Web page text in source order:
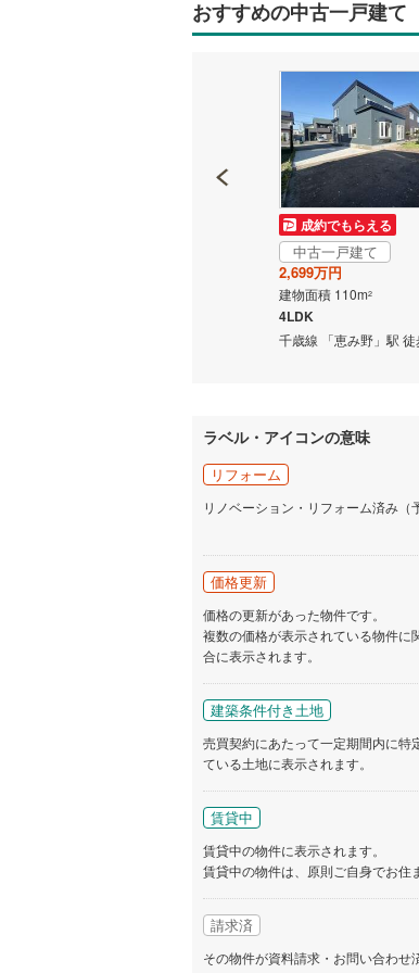
おすすめの中古一戸建て
成約でもらえる
中古一戸建て
2,699万円
建物面積 110m2
4LDK
千歳線 「恵み野」駅
ラベル・アイコンの意味
リフォーム
リノベーション・リフォーム済み（
価格更新
価格の更新があった物件です。
複数の価格が表示されている物件
合に表示されます。
建築条件付き土地
売買契約にあたって一定期間内に特
ている土地に表示されます。
賃貸中
賃貸中の物件に表示されます。
賃貸中の物件は、原則ご自身でお住
請求済
その物件が資料請求・お問い合わせ